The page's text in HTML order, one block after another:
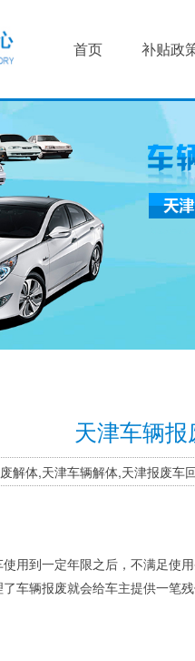
首页 补贴政
天津车辆
,天津车辆解体,天津报废车回
用到一定年限之后，不满足使
车辆报废就会给车主提供一